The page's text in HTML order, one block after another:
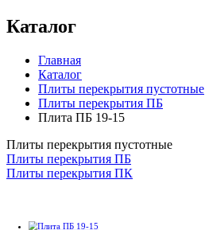
Каталог
Главная
Каталог
Плиты перекрытия пустотные
Плиты перекрытия ПБ
Плита ПБ 19-15
Плиты перекрытия пустотные
Плиты перекрытия ПБ
Плиты перекрытия ПК